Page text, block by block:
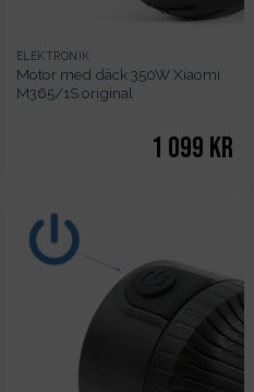
ELEKTRONIK
Motor med däck 350W Xiaomi
M365/1S original
1 099 kr